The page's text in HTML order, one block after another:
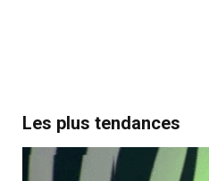
Les plus tendances